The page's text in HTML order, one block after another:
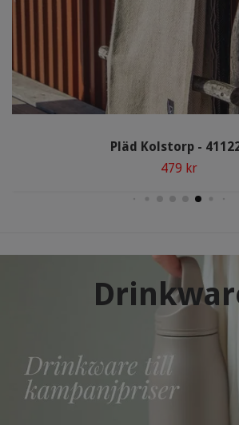
Pläd Kolstorp -
479 kr